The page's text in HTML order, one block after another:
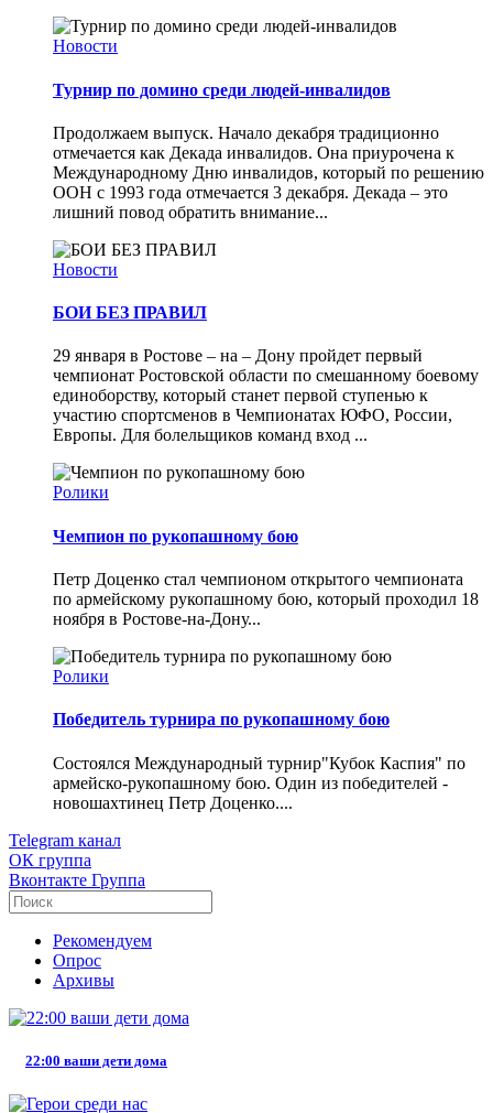
Новости
Турнир по домино среди людей-инвалидов
Продолжаем выпуск. Начало декабря традиционно
отмечается как Декада инвалидов. Она приурочена к
Международному Дню инвалидов, который по решению
ООН с 1993 года отмечается 3 декабря. Декада – это
лишний повод обратить внимание...
Новости
БОИ БЕЗ ПРАВИЛ
29 января в Ростове – на – Дону пройдет первый
чемпионат Ростовской области по смешанному боевому
единоборству, который станет первой ступенью к
участию спортсменов в Чемпионатах ЮФО, России,
Европы. Для болельщиков команд вход ...
Ролики
Чемпион по рукопашному бою
Петр Доценко стал чемпионом открытого чемпионата
по армейскому рукопашному бою, который проходил 18
ноября в Ростове-на-Дону...
Ролики
Победитель турнира по рукопашному бою
Состоялся Международный турнир"Кубок Каспия" по
армейско-рукопашному бою. Один из победителей -
новошахтинец Петр Доценко....
Telegram канал
ОК группа
Вконтакте Группа
Рекомендуем
Опрос
Архивы
22:00 ваши дети дома